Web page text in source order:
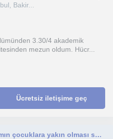
Bakir...
3.30/4 akademik
mezun oldum. Hücr...
Ücretsiz iletişime geç
Üniversite öğrencisiyim, yaşımın çocuklara yakın olması sebebiyle iyi anlaşarak daha öğretici olacağımı düşünüyorum.